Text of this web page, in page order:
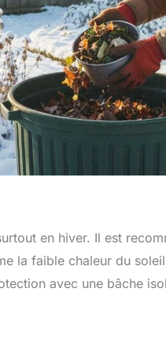
en hiver. Il est
la faible chaleur du
avec une bâche